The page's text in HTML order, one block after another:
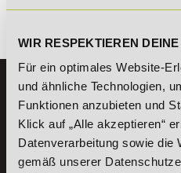
WIR RESPEKTIEREN
Für ein optimales Website-
und ähnliche Technologien,
Funktionen anzubieten und
Klick auf „Alle akzeptieren“
Datenverarbeitung sowie die
gemäß unserer
Es gibt keine Einträge mit
KONTAKT
07191 - 22986 - 0
+49 (0) 7191 9513203